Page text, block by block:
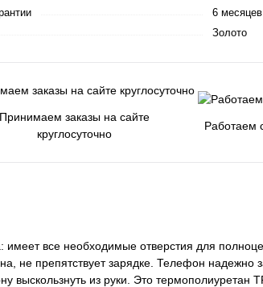
6 месяцев
Золото
Принимаем заказы на сайте
круглосуточно
Работаем
все необходимые отверстия для
не препятствует зарядке. Телефон
из руки. Это термополиуретан